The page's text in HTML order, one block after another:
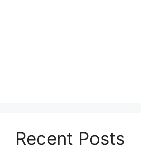
Recent Posts